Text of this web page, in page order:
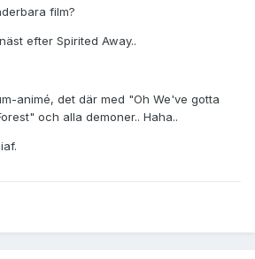
film?
efter Spirited Away..
animé, det där med "Oh We've gotta
och alla demoner.. Haha..